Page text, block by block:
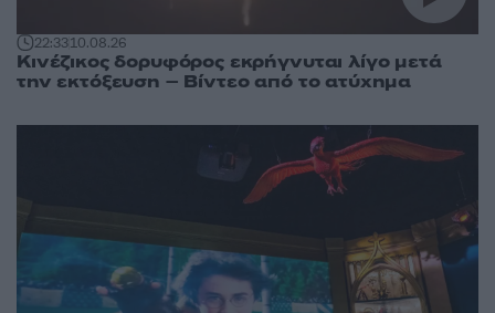
22:3310.08.26
Κινέζικος δορυφόρος εκρήγνυται λίγο μετά
την εκτόξευση – Βίντεο από το ατύχημα